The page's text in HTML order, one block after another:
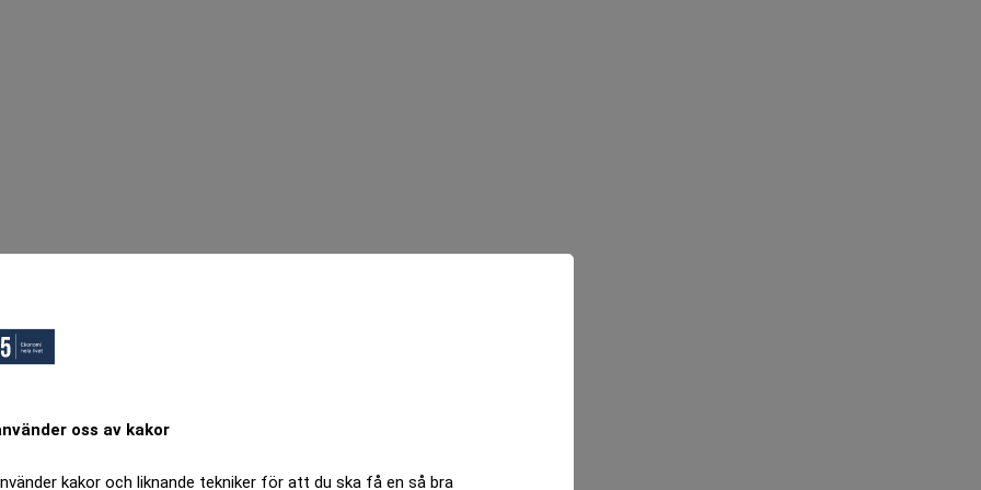
oss av kakor
kakor och liknande tekniker för att du ska få en så bra